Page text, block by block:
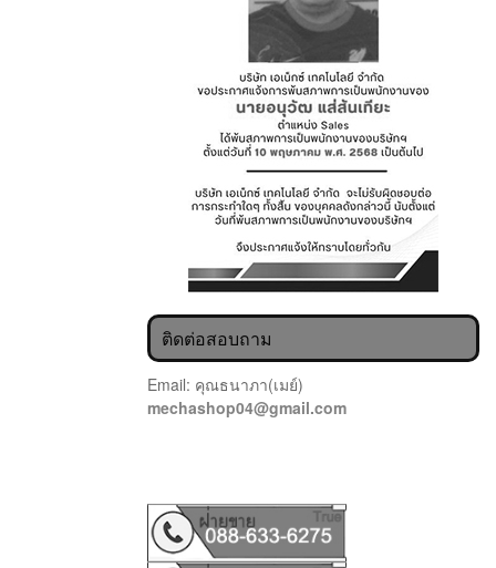
ติดต่อสอบถาม
Email: คุณธนาภา(เมย์)
mechashop04@gmail.com